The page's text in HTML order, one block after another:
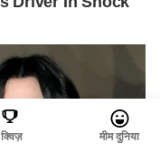
क्विज़ मीम दुनिया